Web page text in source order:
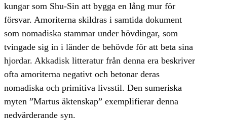
kungar som Shu-Sin att bygga en lång mur för
försvar. Amoriterna skildras i samtida dokument
som nomadiska stammar under hövdingar, som
tvingade sig in i länder de behövde för att beta sina
hjordar. Akkadisk litteratur från denna era beskriver
ofta amoriterna negativt och betonar deras
nomadiska och primitiva livsstil. Den sumeriska
myten ”Martus äktenskap” exemplifierar denna
nedvärderande syn.